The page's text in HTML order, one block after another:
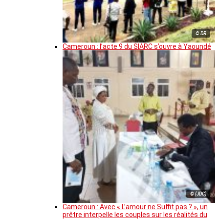
© DR
Cameroun : l’acte 9 du SIARC s’ouvre à Yaoundé
© (JDC)
Cameroun : Avec « L’amour ne Suffit pas ? », un
prêtre interpelle les couples sur les réalités du